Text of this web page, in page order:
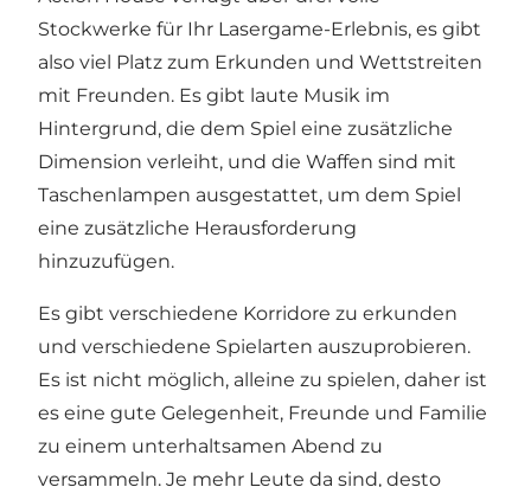
Stockwerke für Ihr Lasergame-Erlebnis, es gibt
also viel Platz zum Erkunden und Wettstreiten
mit Freunden. Es gibt laute Musik im
Hintergrund, die dem Spiel eine zusätzliche
Dimension verleiht, und die Waffen sind mit
Taschenlampen ausgestattet, um dem Spiel
eine zusätzliche Herausforderung
hinzuzufügen.
Es gibt verschiedene Korridore zu erkunden
und verschiedene Spielarten auszuprobieren.
Es ist nicht möglich, alleine zu spielen, daher ist
es eine gute Gelegenheit, Freunde und Familie
zu einem unterhaltsamen Abend zu
versammeln. Je mehr Leute da sind, desto